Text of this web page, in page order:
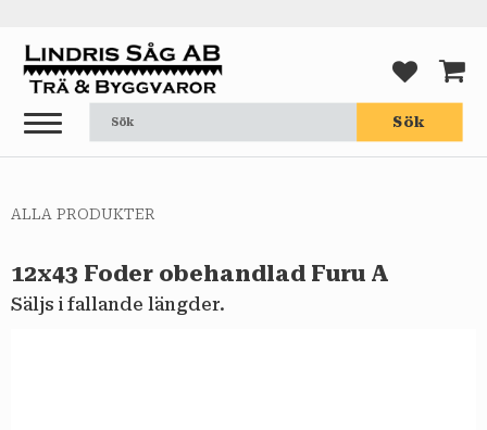
Meny
Sök
ALLA PRODUKTER
12x43 Foder obehandlad Furu A
Säljs i fallande längder.